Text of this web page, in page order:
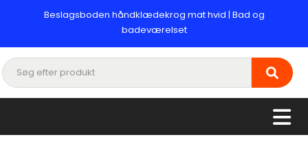
Beslagsboden håndklædekrog mat hvid | Bad og
badeværelset